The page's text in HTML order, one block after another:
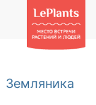
Земляника